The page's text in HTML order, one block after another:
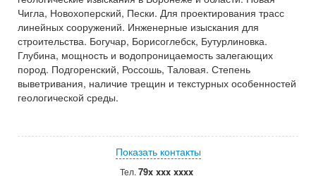
Чигла, Новохоперский, Пески. Для проектирования трасс
линейных сооружений. Инженерные изыскания для
строительства. Богучар, Борисоглебск, Бутурлиновка.
Глубина, мощность и водопроницаемость залегающих
пород. Подгоренский, Россошь, Таловая. Степень
выветривания, наличие трещин и текстурных особенностей
геологической среды.
Показать контакты
Тел. 79x xxx xxxx